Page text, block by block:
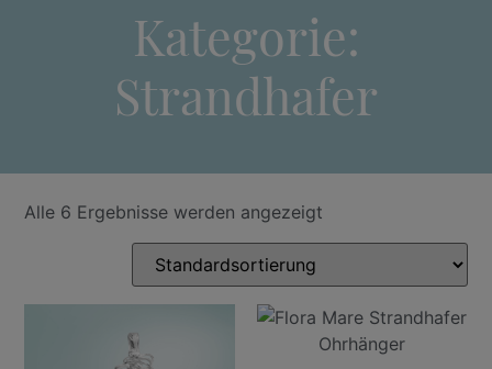
Kategorie:
Strandhafer
Alle 6 Ergebnisse werden angezeigt